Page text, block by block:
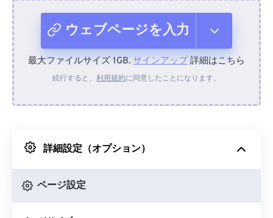
ウェブページを入力
デバイスから
Googleドライブから
最大ファイルサイズ 1GB. サインアップ詳細はこちら
続行すると、 利用規約に同意したことになります。
詳細設定（オプション）
ページ設定